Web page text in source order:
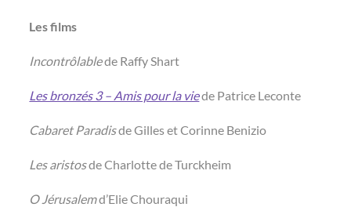
Les films
Incontrôlablede Raffy Shart
Les bronzés 3 – Amis pour la viede Patrice Leconte
Cabaret Paradisde Gilles et Corinne Benizio
Les aristosde Charlotte de Turckheim
O Jérusalemd’Elie Chouraqui